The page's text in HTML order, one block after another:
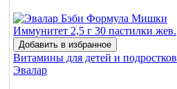
Добавить в избранное
Витамины для детей и подростков
Эвалар